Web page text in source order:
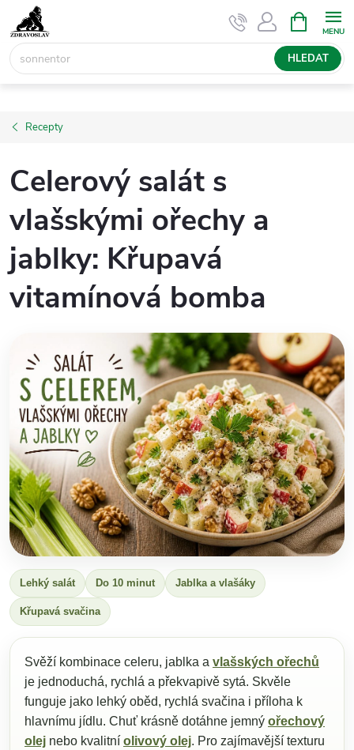
na
obsah
HLEDAT
NÁKUPNÍ
KOŠÍK
Recepty
Celerový salát s
vlašskými ořechy a
jablky: Křupavá
vitamínová bomba
Lehký salát Do 10 minut Jablka a vlašáky
Křupavá svačina
Svěží kombinace celeru, jablka a vlašských ořechů
je jednoduchá, rychlá a překvapivě sytá. Skvěle
funguje jako lehký oběd, rychlá svačina i příloha k
hlavnímu jídlu. Chuť krásně dotáhne jemný ořechový
olej nebo kvalitní olivový olej. Pro zajímavější texturu